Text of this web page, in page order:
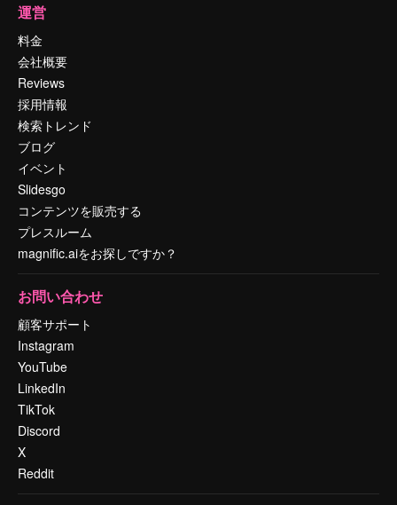
運営
料金
会社概要
Reviews
採用情報
検索トレンド
ブログ
イベント
Slidesgo
コンテンツを販売する
プレスルーム
magnific.aiをお探しですか？
お問い合わせ
顧客サポート
Instagram
YouTube
LinkedIn
TikTok
Discord
X
Reddit